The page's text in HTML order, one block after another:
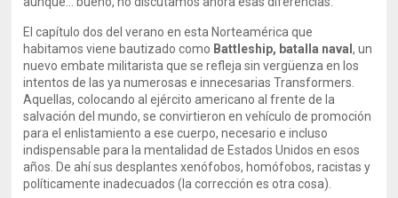
El capítulo dos del verano en esta Norteamérica que
habitamos viene bautizado como Battleship, batalla naval, un
nuevo embate militarista que se refleja sin vergüenza en los
intentos de las ya numerosas e innecesarias Transformers.
Aquellas, colocando al ejército americano al frente de la
salvación del mundo, se convirtieron en vehículo de promoción
para el enlistamiento a ese cuerpo, necesario e incluso
indispensable para la mentalidad de Estados Unidos en esos
años. De ahí sus desplantes xenófobos, homófobos, racistas y
políticamente inadecuados (la corrección es otra cosa).